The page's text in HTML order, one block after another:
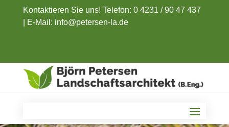
Kontaktieren Sie uns! Telefon: 0 4231 / 90 47 437
E-Mail: info@petersen-la.de